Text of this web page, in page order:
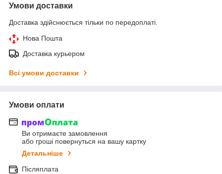
Умови доставки
Доставка здійснюється тільки по передоплаті.
Нова Пошта
Доставка курьером
Всі умови доставки
Умови оплати
Ви отримаєте замовлення
або гроші повернуться на вашу картку
Детальніше
Післяплата